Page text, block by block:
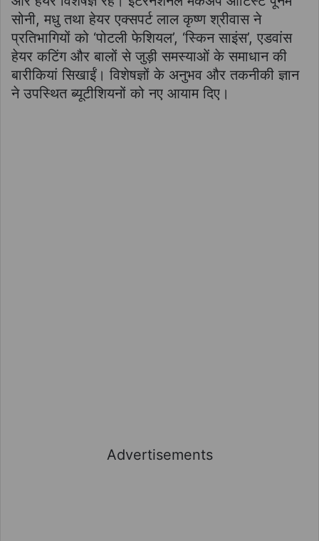
सोनी, मधु तथा हेयर एक्सपर्ट लाल कृष्ण श्रीवास ने
प्रतिभागियों को ‘पोटली फेशियल’, ‘स्किन साइंस’, एडवांस
हेयर कटिंग और बालों से जुड़ी समस्याओं के समाधान की
बारीकियां सिखाईं। विशेषज्ञों के अनुभव और तकनीकी ज्ञान
ने उपस्थित ब्यूटीशियनों को नए आयाम दिए।
Advertisements